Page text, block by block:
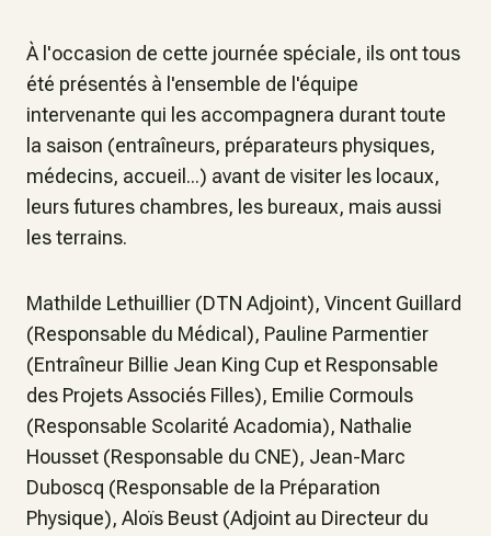
À l'occasion de cette journée spéciale, ils ont tous
été présentés à l'ensemble de l'équipe
intervenante qui les accompagnera durant toute
la saison (entraîneurs, préparateurs physiques,
médecins, accueil...) avant de visiter les locaux,
leurs futures chambres, les bureaux, mais aussi
les terrains.
Mathilde Lethuillier (DTN Adjoint), Vincent Guillard
(Responsable du Médical), Pauline Parmentier
(Entraîneur Billie Jean King Cup et Responsable
des Projets Associés Filles), Emilie Cormouls
(Responsable Scolarité Acadomia), Nathalie
Housset (Responsable du CNE), Jean-Marc
Duboscq (Responsable de la Préparation
Physique), Aloïs Beust (Adjoint au Directeur du